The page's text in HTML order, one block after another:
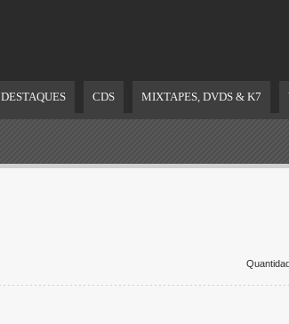
DESTAQUES CDS MIXTAPES, DVDS & K7